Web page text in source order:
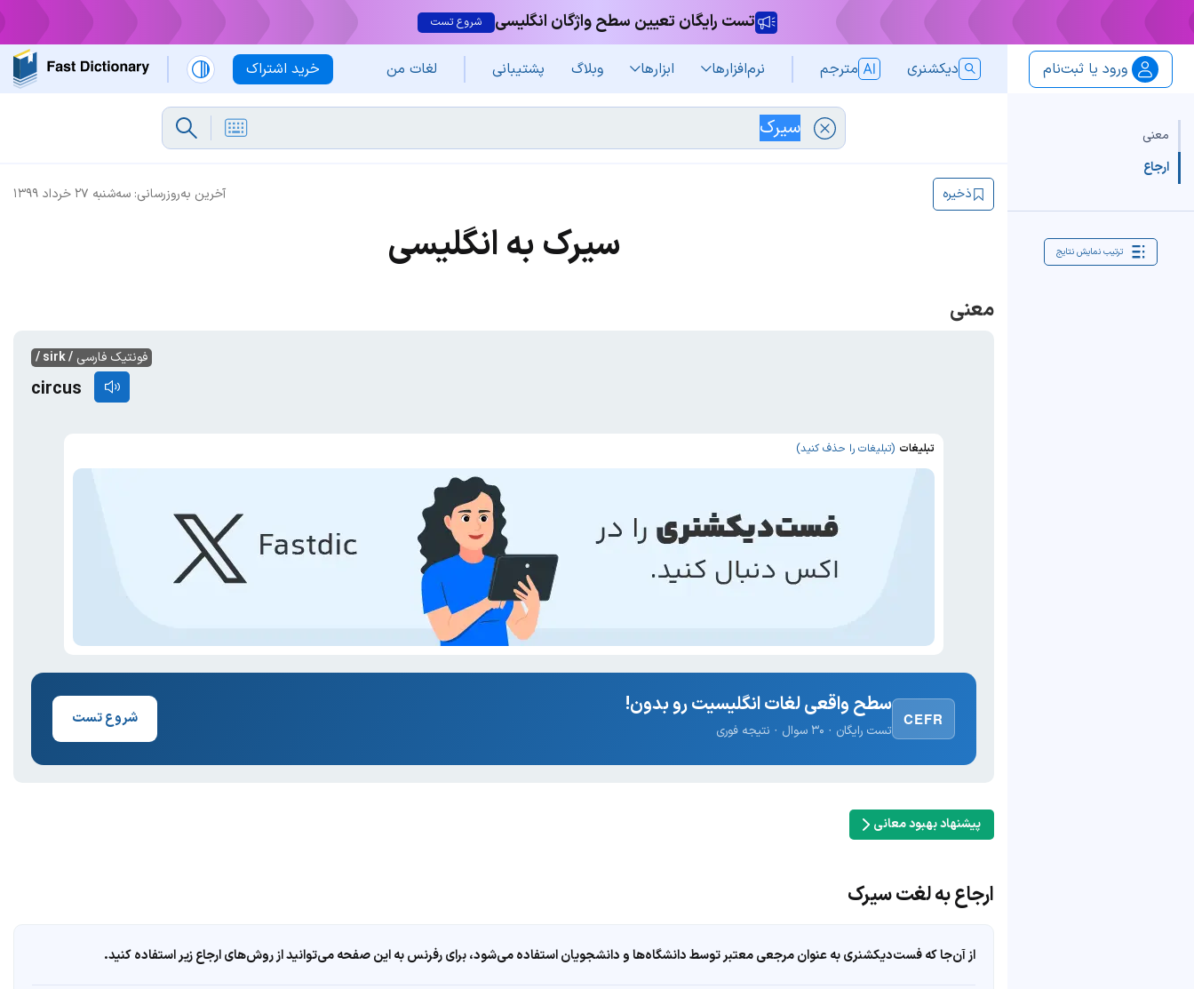
تست رایگان تعیین سطح واژگان انگلیسی شروع تست
خرید اشتراک ورود یا ثبت‌نام دیکشنری مترجم نرم‌افزار‌ها ابزارها وبلاگ پشتیبانی لغات من
معنی
ارجاع
ترتیب نمایش نتایج
آخرین به‌روزرسانی: سه‌شنبه ۲۷ خرداد ۱۳۹۹ ذخیره
سیرک به انگلیسی
معنی
فونتیک فارسی / sirk /
circus
تبلیغات (تبلیغات را حذف کنید)
CEFR
سطح واقعی لغات انگلیسیت رو بدون!
تست رایگان · ۳۰ سوال · نتیجه فوری
شروع تست
پیشنهاد بهبود معانی
ارجاع به لغت سیرک
از آن‌جا که فست‌دیکشنری به عنوان مرجعی معتبر توسط دانشگاه‌ها و دانشجویان استفاده می‌شود، برای رفرنس به این صفحه می‌توانید از روش‌های ارجاع زیر استفاده کنید.